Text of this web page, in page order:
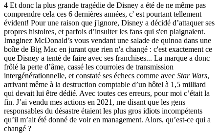
4 Et donc la plus grande tragédie de Disney a été de ne même pas
comprendre cela ces 6 dernières années, c' est pourtant tellement
évident! Pour une raison que j'ignore, Disney a décidé d’attaquer ses
propres histoires, et parfois d’insulter les fans qui s'en plaignaient.
Imaginez McDonald’s vous vendant une salade de quinoa dans une
boîte de Big Mac en jurant que rien n'a changé : c'est exactement ce
que Disney a tenté de faire avec ses franchises... La marque a donc
frôlé la perte d’âme, cassé les courroies de transmission
intergénérationnelle, et constaté ses échecs comme avec Star Wars,
arrivant même à la destruction comptable d’un hôtel à 1,5 milliard
qui devait lui être dédié. Avec toutes ces erreurs, pour moi c’était la
fin. J’ai vendu mes actions en 2021, me disant que les gens
responsables du désastre étaient les plus gros idiots incompétents
qu’il m’ait été donné de voir en management. Alors, qu’est-ce qui a
changé ?